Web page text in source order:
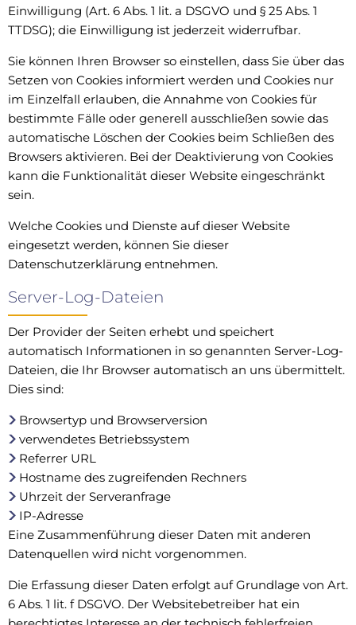
Einwilligung (Art. 6 Abs. 1 lit. a DSGVO und § 25 Abs. 1
TTDSG); die Einwilligung ist jederzeit widerrufbar.
Sie können Ihren Browser so einstellen, dass Sie über das
Setzen von Cookies informiert werden und Cookies nur
im Einzelfall erlauben, die Annahme von Cookies für
bestimmte Fälle oder generell ausschließen sowie das
automatische Löschen der Cookies beim Schließen des
Browsers aktivieren. Bei der Deaktivierung von Cookies
kann die Funktionalität dieser Website eingeschränkt
sein.
Welche Cookies und Dienste auf dieser Website
eingesetzt werden, können Sie dieser
Datenschutzerklärung entnehmen.
Server-Log-Dateien
Der Provider der Seiten erhebt und speichert
automatisch Informationen in so genannten Server-Log-
Dateien, die Ihr Browser automatisch an uns übermittelt.
Dies sind:
Browsertyp und Browserversion
verwendetes Betriebssystem
Referrer URL
Hostname des zugreifenden Rechners
Uhrzeit der Serveranfrage
IP-Adresse
Eine Zusammenführung dieser Daten mit anderen
Datenquellen wird nicht vorgenommen.
Die Erfassung dieser Daten erfolgt auf Grundlage von Art.
6 Abs. 1 lit. f DSGVO. Der Websitebetreiber hat ein